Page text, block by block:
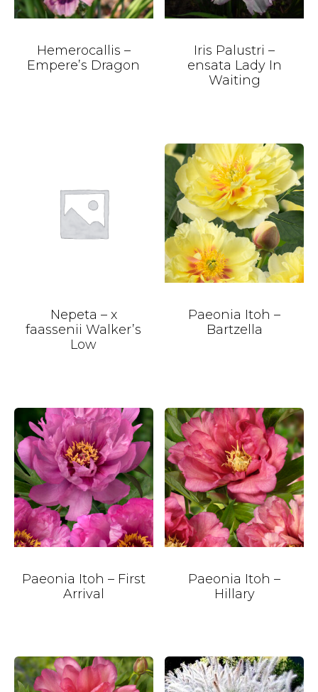
Hemerocallis –
Empere’s Dragon
Iris Palustri –
ensata Lady In
Waiting
Nepeta – x
faassenii Walker’s
Low
Paeonia Itoh –
Bartzella
Paeonia Itoh – First
Arrival
Paeonia Itoh –
Hillary